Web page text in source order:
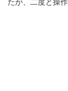
たが、二度と操